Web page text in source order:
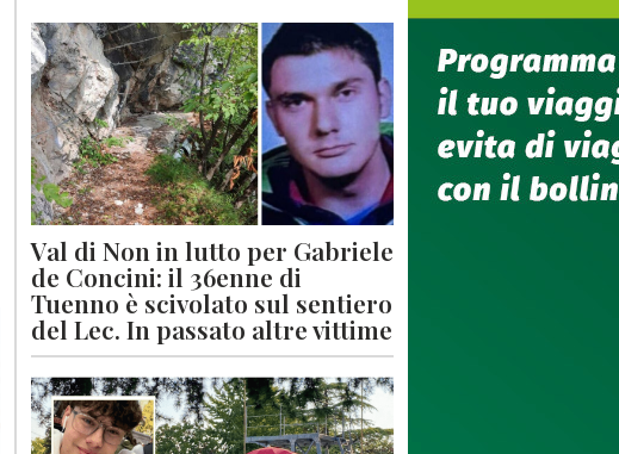
Val di Non in lutto per Gabriele
de Concini: il 36enne di
Tuenno è scivolato sul sentiero
del Lec. In passato altre vittime